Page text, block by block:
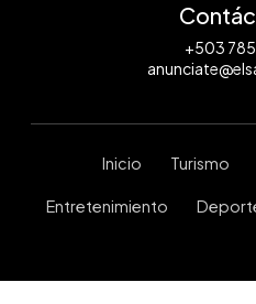
+503
Inicio Turismo
Entretenimiento